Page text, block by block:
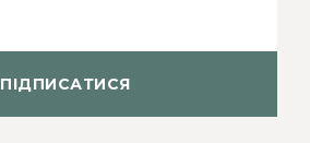
ПІДПИСАТИСЯ